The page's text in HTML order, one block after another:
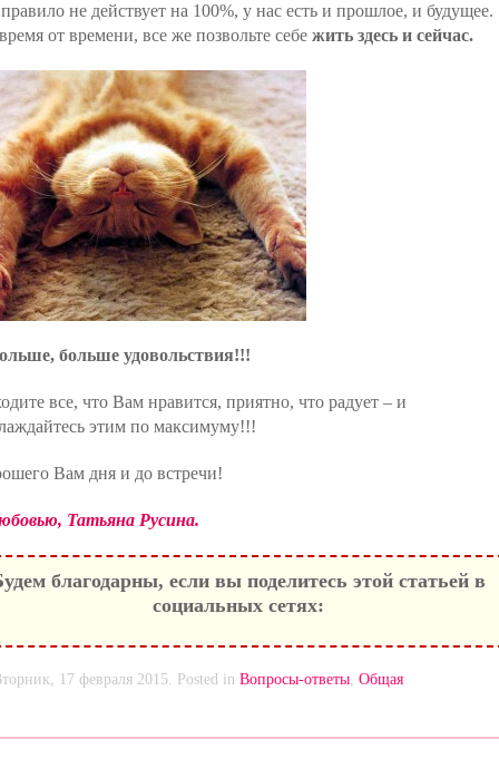
не действует на 100%, у нас есть и прошлое, и будущее.
от времени, все же позвольте себе жить здесь и сейчас.
больше удовольствия!!!
все, что Вам нравится, приятно, что радует – и
этим по максимуму!!!
Вам дня и до встречи!
Татьяна Русина.
благодарны, если вы поделитесь этой статьей в
социальных сетях:
17 февраля 2015. Posted in Вопросы-ответы, Общая